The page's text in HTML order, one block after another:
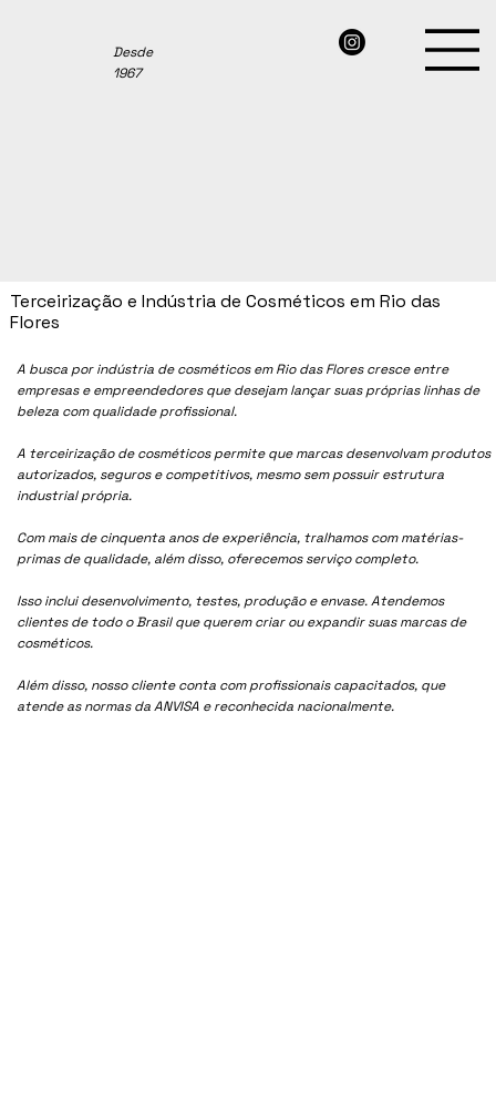
Desde
1967
A busca por indústria de cosméticos em Rio das Flores cresce entre
empresas e empreendedores que desejam lançar suas próprias linhas de
beleza com qualidade profissional.
A terceirização de cosméticos permite que marcas desenvolvam produtos
autorizados, seguros e competitivos, mesmo sem possuir estrutura
industrial própria.
Com mais de cinquenta anos de experiência, tralhamos com matérias-
primas de qualidade, além disso, oferecemos serviço completo.
Isso inclui desenvolvimento, testes, produção e envase. Atendemos
clientes de todo o Brasil que querem criar ou expandir suas marcas de
cosméticos.
Além disso, nosso cliente conta com profissionais capacitados, que
atende as normas da ANVISA e reconhecida nacionalmente.
Terceirização e Indústria de Cosméticos em Rio das
Flores